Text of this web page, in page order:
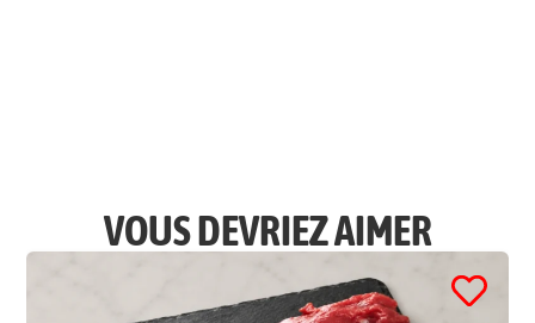
VOUS DEVRIEZ AIMER